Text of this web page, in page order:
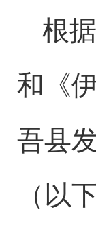
根
和《
吾县
（以